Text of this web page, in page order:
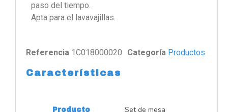
paso del tiempo.
Apta para el lavavajillas.
Referencia 1C018000020 Categoría Productos
Características
Producto Set de mesa